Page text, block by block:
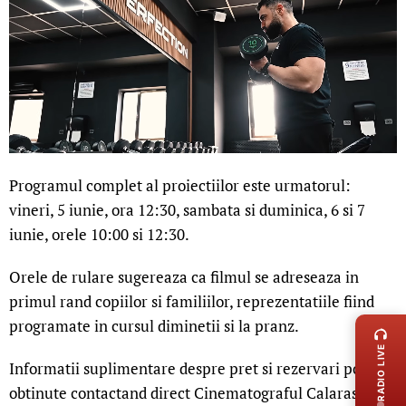
Programul complet al proiectiilor este urmatorul:
vineri, 5 iunie, ora 12:30, sambata si duminica, 6 si 7
iunie, orele 10:00 si 12:30.
Orele de rulare sugereaza ca filmul se adreseaza in
primul rand copiilor si familiilor, reprezentatiile fiind
programate in cursul diminetii si la pranz.
Informatii suplimentare despre pret si rezervari pot fi
obtinute contactand direct Cinematograful Calarasi.
RADIO LIVE